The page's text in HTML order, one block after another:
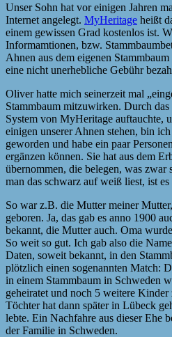
Unser Sohn hat vor einigen Jahren
Internet angelegt. MyHeritage heißt
einem gewissen Grad kostenlos ist.
Informamtionen, bzw.
Ahnen aus dem eigenen
eine nicht unerhebliche Gebühr
Oliver hatte mich seinerzeit mal
Stammbaum mitzuwirken. Durch
System von MyHeritage auftauchte,
einigen unserer Ahnen stehen, bin
geworden und habe ein paar
ergänzen können. Sie hat aus dem
übernommen, die belegen, was zwar
man das schwarz auf weiß liest, ist es
So war z.B. die Mutter meiner
geboren. Ja, das gab es anno 1900
bekannt, die Mutter auch. Oma
So weit so gut. Ich gab also die
Daten, soweit bekannt, in den
plötzlich einen sogenannten Match:
in einem Stammbaum in Schweden
geheiratet und noch 5 weitere
Töchter hat dann später in Lübeck
lebte. Ein Nachfahre aus dieser Ehe
der Familie in Schweden.